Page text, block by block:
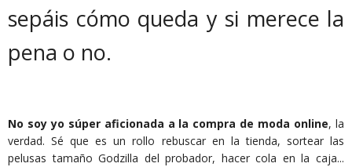
sepáis cómo queda y si merece la
pena o no.
No soy yo súper aficionada a la compra de moda online, la
verdad. Sé que es un rollo rebuscar en la tienda, sortear las
pelusas tamaño Godzilla del probador, hacer cola en la caja...